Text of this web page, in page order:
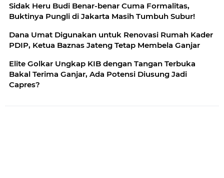
Sidak Heru Budi Benar-benar Cuma Formalitas,
Buktinya Pungli di Jakarta Masih Tumbuh Subur!
Dana Umat Digunakan untuk Renovasi Rumah Kader
PDIP, Ketua Baznas Jateng Tetap Membela Ganjar
Elite Golkar Ungkap KIB dengan Tangan Terbuka
Bakal Terima Ganjar, Ada Potensi Diusung Jadi
Capres?